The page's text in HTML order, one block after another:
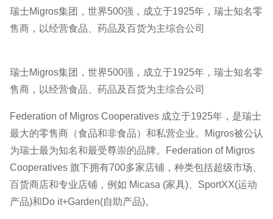
瑞士Migros集团，世界500强，成立于1925年，瑞士知名零
售商，以经营食品、药品及百货为主综合公司
瑞士Migros集团，世界500强，成立于1925年，瑞士知名零
售商，以经营食品、药品及百货为主综合公司
Federation of Migros Cooperatives 成立于1925年，是瑞士
最大的零售商（食品和非食品）和私营企业。Migros被公认
为瑞士最为知名和最受尊崇的品牌。Federation of Migros
Cooperatives 旗下拥有700多家店铺，种类包括超级市场、
百货商店和专业店铺，例如 Micasa (家具)、SportXX(运动
产品)和Do it+Garden(自助产品)。